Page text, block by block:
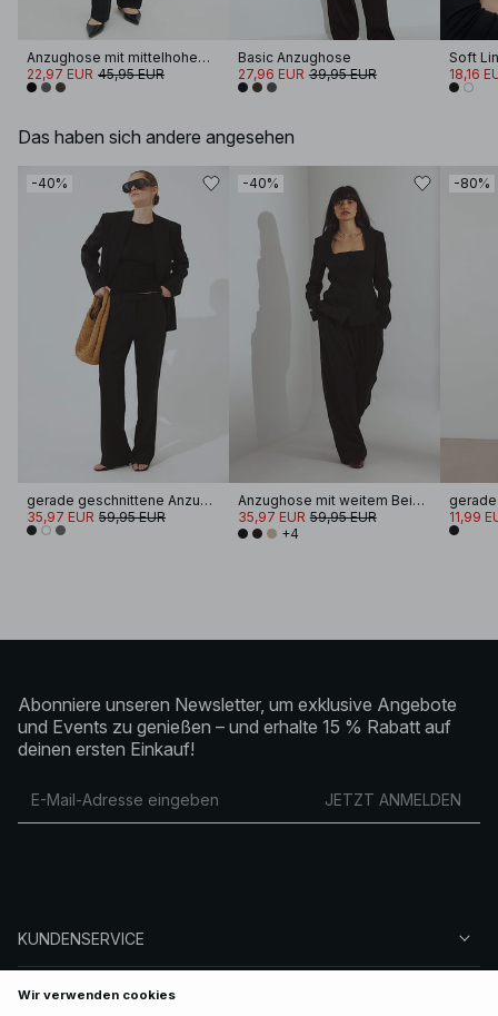
Anzughose mit mittelhohem Bund
22,97 EUR 45,95 EUR
Basic Anzughose
27,96 EUR 39,95 EUR 18,16
Das haben sich andere angesehen
-40%
gerade geschnittene Anzughose mit mittlerer Taille
35,97 EUR 59,95 EUR
-40%
Anzughose mit weitem Bein und hohem Bund
35,97 EUR 59,95 EUR
+4
-80%
11,99
Abonniere unseren Newsletter, um exklusive Angebote
und Events zu genießen – und erhalte 15 % Rabatt auf
deinen ersten Einkauf!
JETZT ANMELDEN
KUNDENSERVICE
ÜBER NA-KD